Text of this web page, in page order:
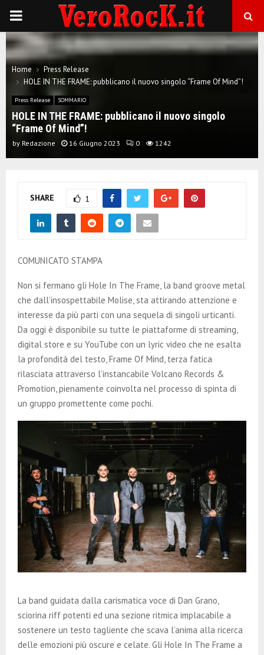
P
R
M
A
N
U
Home
Press Release
HOLE IN THE FRAME: pubblicano il nuovo singolo “Frame Of Mind”!
Press Release SOMMARIO
HOLE IN THE FRAME: pubblicano il nuovo singolo
“Frame Of Mind”!
by Redazione 16 Giugno 2023 0 1242
SHARE 1
COMUNICATO STAMPA
Non si fermano gli Hole In The Frame, la band groove metal
che dall’insospettabile Molise, sta attirando attenzione e
interesse da più parti con una sequela di singoli urticanti.
Da oggi è disponibile su tutte le piattaforme di streaming,
digital store e su YouTube con un lyric video che ne esalta
la profondità del testo, Frame Of Mind, terza fatica
rilasciata attraverso l’instancabile Volcano Records &
Promotion, pienamente coinvolta nel processo di spinta di
un gruppo promettente come pochi.
La band guidata dalla carismatica voce di Dan Grano,
sciorina riff potenti ed una sezione ritmica implacabile a
sostenere un testo tagliente che scava l’anima alla ricerca
delle emozioni più oscure e celate. Gli Hole In The Frame a